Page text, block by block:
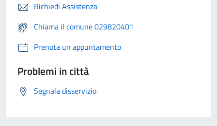
Richiedi Assistenza
Chiama il comune 029820401
Prenota un appuntamento
Problemi in città
Segnala disservizio